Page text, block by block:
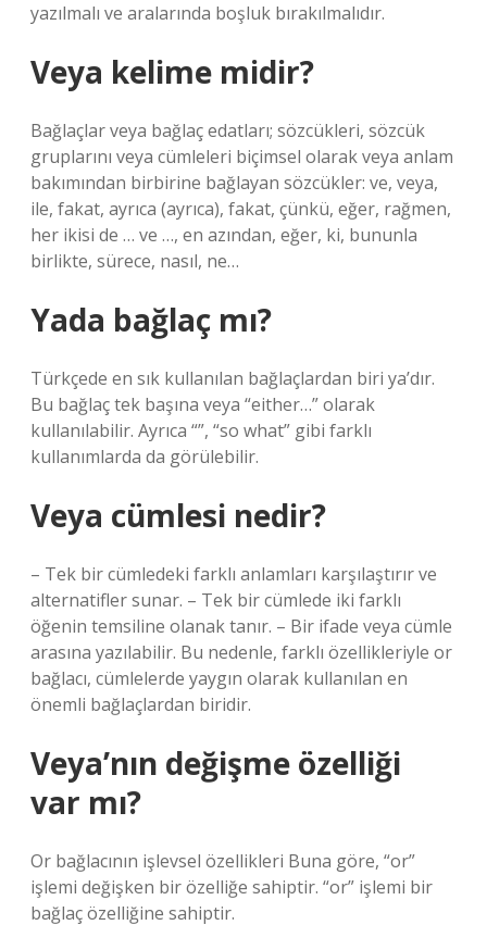
yazılmalı ve aralarında boşluk bırakılmalıdır.
Veya kelime midir?
Bağlaçlar veya bağlaç edatları; sözcükleri, sözcük
gruplarını veya cümleleri biçimsel olarak veya anlam
bakımından birbirine bağlayan sözcükler: ve, veya,
ile, fakat, ayrıca (ayrıca), fakat, çünkü, eğer, rağmen,
her ikisi de … ve …, en azından, eğer, ki, bununla
birlikte, sürece, nasıl, ne…
Yada bağlaç mı?
Türkçede en sık kullanılan bağlaçlardan biri ya’dır.
Bu bağlaç tek başına veya “either…” olarak
kullanılabilir. Ayrıca “”, “so what” gibi farklı
kullanımlarda da görülebilir.
Veya cümlesi nedir?
– Tek bir cümledeki farklı anlamları karşılaştırır ve
alternatifler sunar. – Tek bir cümlede iki farklı
öğenin temsiline olanak tanır. – Bir ifade veya cümle
arasına yazılabilir. Bu nedenle, farklı özellikleriyle or
bağlacı, cümlelerde yaygın olarak kullanılan en
önemli bağlaçlardan biridir.
Veya’nın değişme özelliği
var mı?
Or bağlacının işlevsel özellikleri Buna göre, “or”
işlemi değişken bir özelliğe sahiptir. “or” işlemi bir
bağlaç özelliğine sahiptir.